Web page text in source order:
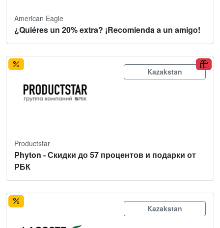
American Eagle
¿Quiéres un 20% extra? ¡Recomienda a un amigo!
Kazakstan
Productstar
Phyton - Скидки до 57 процентов и подарки от
РБК
Kazakstan